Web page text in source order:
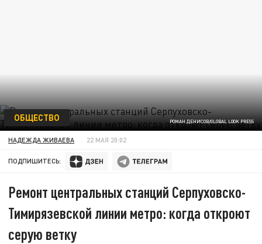
РОМАН ДЕНИСОВ/GLOBAL LOOK PRESS
ОБЩЕСТВО
НАДЕЖДА ЖИВАЕВА 22 МАЯ 20:02
ПОДПИШИТЕСЬ:
Ремонт центральных станций Серпуховско-
Тимирязевской линии метро: когда откроют
серую ветку